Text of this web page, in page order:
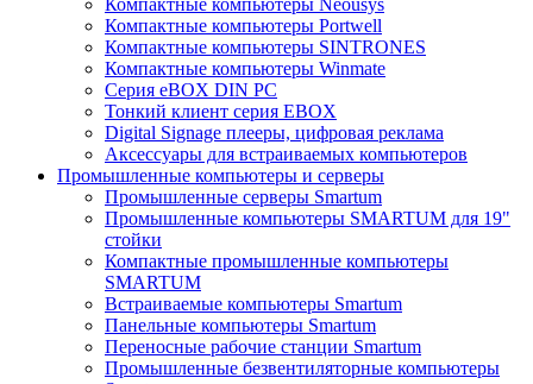
Компактные компьютеры Neousys
Компактные компьютеры Portwell
Компактные компьютеры SINTRONES
Компактные компьютеры Winmate
Серия eBOX DIN PC
Тонкий клиент серия EBOX
Digital Signage плееры, цифровая реклама
Аксессуары для встраиваемых компьютеров
Промышленные компьютеры и серверы
Промышленные серверы Smartum
Промышленные компьютеры SMARTUM для 19"
стойки
Компактные промышленные компьютеры
SMARTUM
Встраиваемые компьютеры Smartum
Панельные компьютеры Smartum
Переносные рабочие станции Smartum
Промышленные безвентиляторные компьютеры